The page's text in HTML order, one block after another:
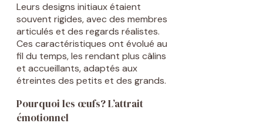
Leurs designs initiaux étaient
souvent rigides, avec des membres
articulés et des regards réalistes.
Ces caractéristiques ont évolué au
fil du temps, les rendant plus câlins
et accueillants, adaptés aux
étreintes des petits et des grands.
Pourquoi les œufs? L’attrait
émotionnel